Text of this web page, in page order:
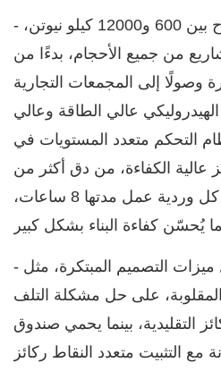
- أداء فائق: بقوة دق تتراوح بين 600 و12000 كيلو نيوتن،
من جميع الأحجام، بدءًا من
وصولًا إلى المجمعات التجارية
الهيدروليكي عالي الطاقة وعالي
التحكم متعدد المستويات في
عالية الكفاءة، من دق أكثر من
1000 متر من الركائز في كل وردية عمل مدتها 8 ساعات،
- الموثوقية والمرونة: تعمل ميزات التصميم المبتكرة، مثل
على حل مشكلة التلف
التقليدية، بينما يحمي صندوق
الـ 16 أسطوانة مع التثبيت متعدد النقاط ركائز